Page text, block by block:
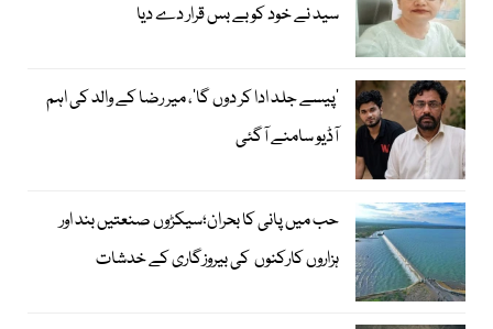
سید نے خود کو بے بس قرار دے دیا
’پیسے جلد ادا کر دوں گا‘، میر رضا کے والد کی اہم
آڈیو سامنے آگئی
حب میں پانی کا بحران؛سیکڑوں صنعتیں بند اور
ہزاروں کارکنوں کی بیروزگاری کے خدشات